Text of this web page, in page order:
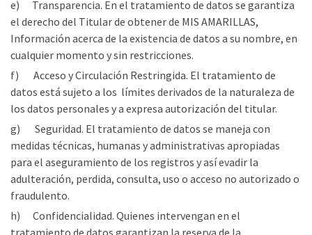
e) Transparencia. En el tratamiento de datos se garantiza
el derecho del Titular de obtener de MIS AMARILLAS,
Información acerca de la existencia de datos a su nombre, en
cualquier momento y sin restricciones.
f) Acceso y Circulación Restringida. El tratamiento de
datos está sujeto a los límites derivados de la naturaleza de
los datos personales y a expresa autorización del titular.
g) Seguridad. El tratamiento de datos se maneja con
medidas técnicas, humanas y administrativas apropiadas
para el aseguramiento de los registros y así evadir la
adulteración, perdida, consulta, uso o acceso no autorizado o
fraudulento.
h) Confidencialidad. Quienes intervengan en el
tratamiento de datos garantizan la reserva de la